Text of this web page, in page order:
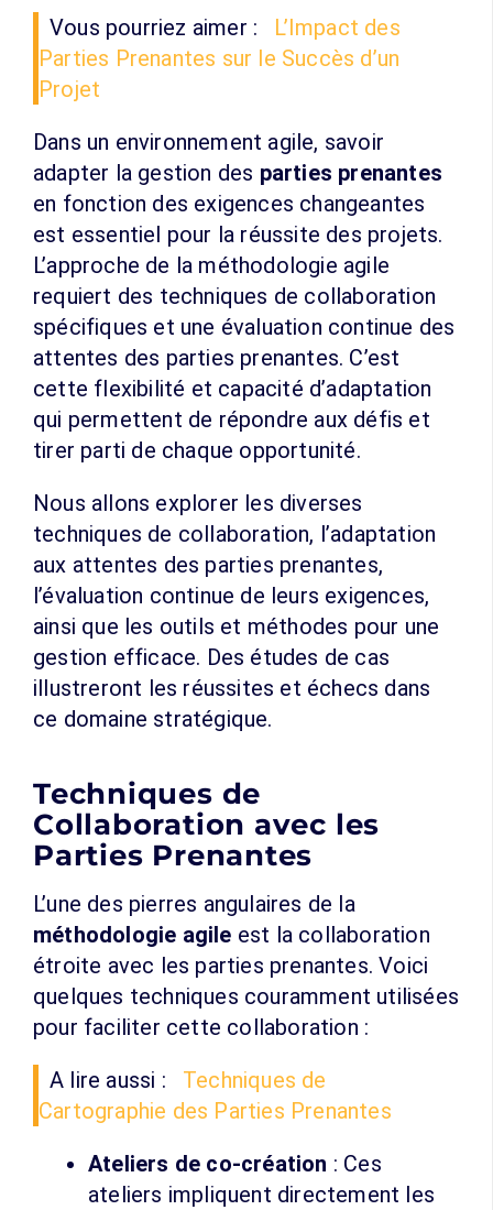
Vous pourriez aimer :
L’Impact des
Parties Prenantes sur le Succès d’un
Projet
Dans un environnement agile, savoir
adapter la gestion des parties prenantes
en fonction des exigences changeantes
est essentiel pour la réussite des projets.
L’approche de la méthodologie agile
requiert des techniques de collaboration
spécifiques et une évaluation continue des
attentes des parties prenantes. C’est
cette flexibilité et capacité d’adaptation
qui permettent de répondre aux défis et
tirer parti de chaque opportunité.
Nous allons explorer les diverses
techniques de collaboration, l’adaptation
aux attentes des parties prenantes,
l’évaluation continue de leurs exigences,
ainsi que les outils et méthodes pour une
gestion efficace. Des études de cas
illustreront les réussites et échecs dans
ce domaine stratégique.
Techniques de
Collaboration avec les
Parties Prenantes
L’une des pierres angulaires de la
méthodologie agile est la collaboration
étroite avec les parties prenantes. Voici
quelques techniques couramment utilisées
pour faciliter cette collaboration :
A lire aussi :
Techniques de
Cartographie des Parties Prenantes
Ateliers de co-création : Ces
ateliers impliquent directement les